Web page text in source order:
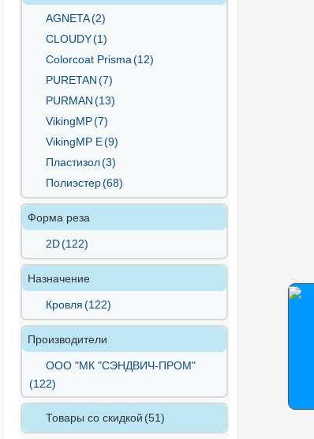
AGNETA(2)
CLOUDY(1)
Colorcoat Prisma(12)
PURETAN(7)
PURMAN(13)
VikingMP(7)
VikingMP E(9)
Пластизол(3)
Полиэстер(68)
Форма реза
2D(122)
Назначение
Кровля(122)
Производители
ООО "МК "СЭНДВИЧ-ПРОМ"
(122)
Товары со скидкой (51)